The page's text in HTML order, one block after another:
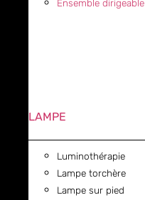
Ensemble dirigeable
LAMPE
Luminothérapie
Lampe torchère
Lampe sur pied